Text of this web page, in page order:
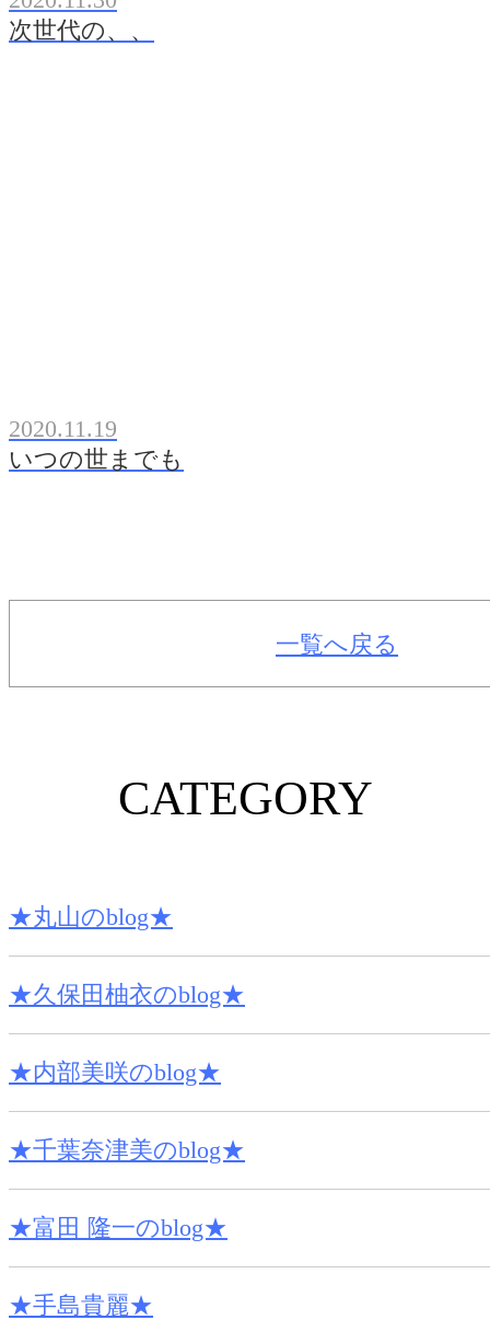
次世代の、、
2020.11.19
いつの世までも
一覧へ戻る
CATEGORY
★丸山のblog★
★久保田柚衣のblog★
★内部美咲のblog★
★千葉奈津美のblog★
★富田 隆一のblog★
★手島貴麗★